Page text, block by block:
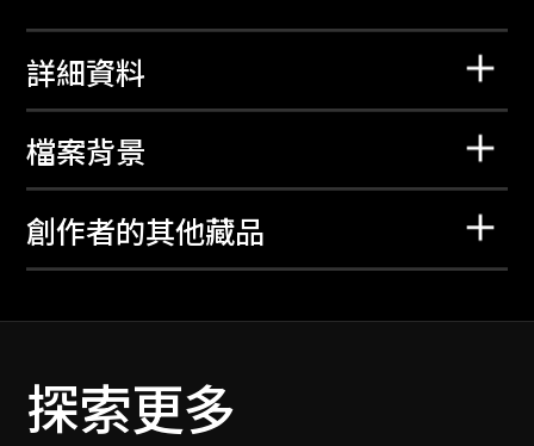
詳細資料
檔案背景
創作者的其他藏品
探索更多